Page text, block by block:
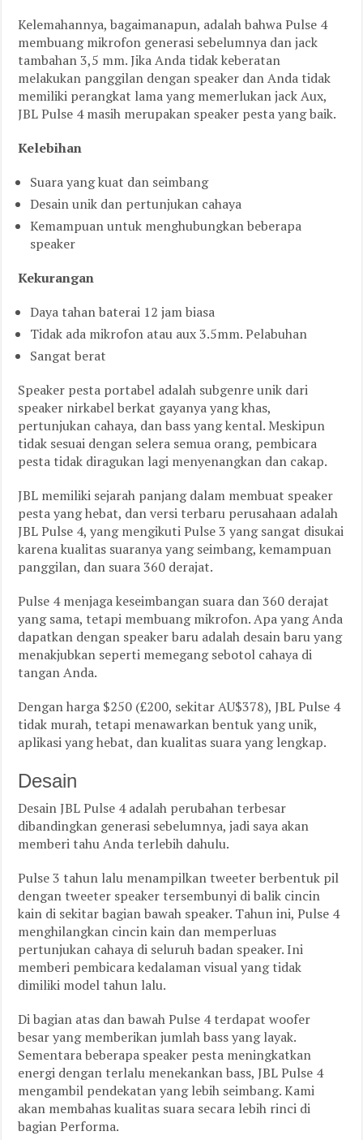
Kelemahannya, bagaimanapun, adalah bahwa Pulse 4
membuang mikrofon generasi sebelumnya dan jack
tambahan 3,5 mm. Jika Anda tidak keberatan
melakukan panggilan dengan speaker dan Anda tidak
memiliki perangkat lama yang memerlukan jack Aux,
JBL Pulse 4 masih merupakan speaker pesta yang baik.
Kelebihan
Suara yang kuat dan seimbang
Desain unik dan pertunjukan cahaya
Kemampuan untuk menghubungkan beberapa
speaker
Kekurangan
Daya tahan baterai 12 jam biasa
Tidak ada mikrofon atau aux 3.5mm. Pelabuhan
Sangat berat
Speaker pesta portabel adalah subgenre unik dari
speaker nirkabel berkat gayanya yang khas,
pertunjukan cahaya, dan bass yang kental. Meskipun
tidak sesuai dengan selera semua orang, pembicara
pesta tidak diragukan lagi menyenangkan dan cakap.
JBL memiliki sejarah panjang dalam membuat speaker
pesta yang hebat, dan versi terbaru perusahaan adalah
JBL Pulse 4, yang mengikuti Pulse 3 yang sangat disukai
karena kualitas suaranya yang seimbang, kemampuan
panggilan, dan suara 360 derajat.
Pulse 4 menjaga keseimbangan suara dan 360 derajat
yang sama, tetapi membuang mikrofon. Apa yang Anda
dapatkan dengan speaker baru adalah desain baru yang
menakjubkan seperti memegang sebotol cahaya di
tangan Anda.
Dengan harga $250 (£200, sekitar AU$378), JBL Pulse 4
tidak murah, tetapi menawarkan bentuk yang unik,
aplikasi yang hebat, dan kualitas suara yang lengkap.
Desain
Desain JBL Pulse 4 adalah perubahan terbesar
dibandingkan generasi sebelumnya, jadi saya akan
memberi tahu Anda terlebih dahulu.
Pulse 3 tahun lalu menampilkan tweeter berbentuk pil
dengan tweeter speaker tersembunyi di balik cincin
kain di sekitar bagian bawah speaker. Tahun ini, Pulse 4
menghilangkan cincin kain dan memperluas
pertunjukan cahaya di seluruh badan speaker. Ini
memberi pembicara kedalaman visual yang tidak
dimiliki model tahun lalu.
Di bagian atas dan bawah Pulse 4 terdapat woofer
besar yang memberikan jumlah bass yang layak.
Sementara beberapa speaker pesta meningkatkan
energi dengan terlalu menekankan bass, JBL Pulse 4
mengambil pendekatan yang lebih seimbang. Kami
akan membahas kualitas suara secara lebih rinci di
bagian Performa.